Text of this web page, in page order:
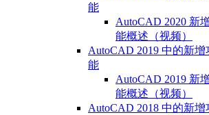
能
AutoCAD 2020 新
能概述（视频）
AutoCAD 2019 中的新增
能
AutoCAD 2019 新
能概述（视频）
AutoCAD 2018 中的新增